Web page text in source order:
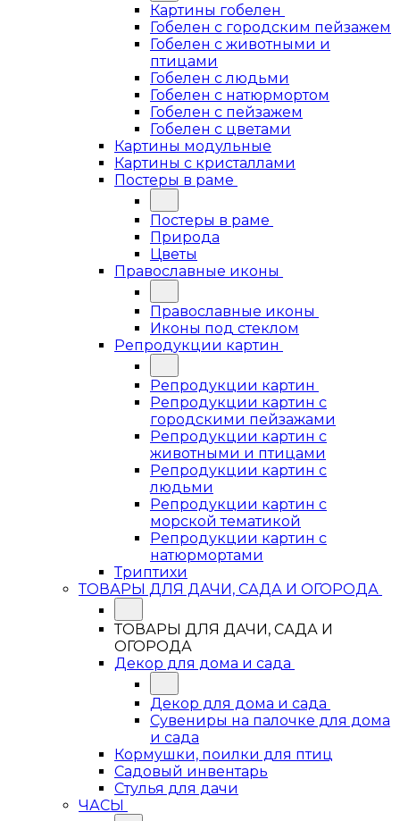
Картины гобелен
Гобелен с городским пейзажем
Гобелен с животными и
птицами
Гобелен с людьми
Гобелен с натюрмортом
Гобелен с пейзажем
Гобелен с цветами
Картины модульные
Картины с кристаллами
Постеры в раме
Постеры в раме
Природа
Цветы
Православные иконы
Православные иконы
Иконы под стеклом
Репродукции картин
Репродукции картин
Репродукции картин с
городскими пейзажами
Репродукции картин с
животными и птицами
Репродукции картин с
людьми
Репродукции картин с
морской тематикой
Репродукции картин с
натюрмортами
Триптихи
ТОВАРЫ ДЛЯ ДАЧИ, САДА И ОГОРОДА
ТОВАРЫ ДЛЯ ДАЧИ, САДА И
ОГОРОДА
Декор для дома и сада
Декор для дома и сада
Сувениры на палочке для дома
и сада
Кормушки, поилки для птиц
Садовый инвентарь
Стулья для дачи
ЧАСЫ